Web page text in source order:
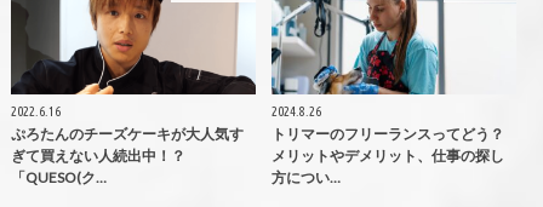
2022.6.16
ぷろたんのチーズケーキが大人気す
ぎて買えない人続出中！？
「QUESO(ク…
2024.8.26
トリマーのフリーランスってどう？
メリットやデメリット、仕事の探し
方につい…